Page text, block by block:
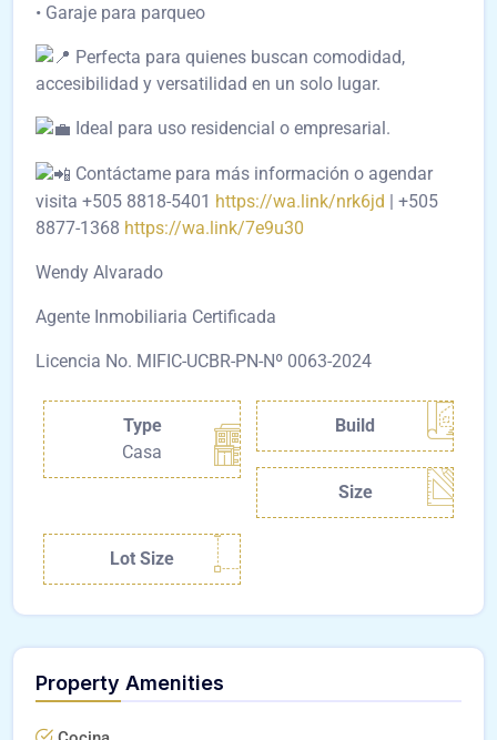
• Garaje para parqueo
Perfecta para quienes buscan comodidad,
accesibilidad y versatilidad en un solo lugar.
Ideal para uso residencial o empresarial.
Contáctame para más información o agendar
visita +505 8818-5401 https://wa.link/nrk6jd | +505
8877-1368 https://wa.link/7e9u30
Wendy Alvarado
Agente Inmobiliaria Certificada
Licencia No. MIFIC-UCBR-PN-Nº 0063-2024
Type
Casa
Build
Size
Lot Size
Property Amenities